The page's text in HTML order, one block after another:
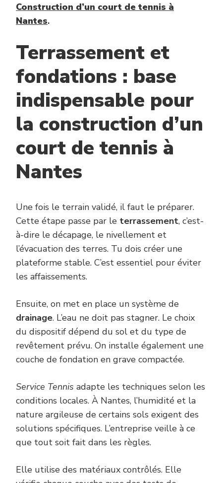
Construction d’un court de tennis à
Nantes.
Terrassement et
fondations : base
indispensable pour
la construction d’un
court de tennis à
Nantes
Une fois le terrain validé, il faut le préparer.
Cette étape passe par le terrassement, c’est-
à-dire le décapage, le nivellement et
l’évacuation des terres. Tu dois créer une
plateforme stable. C’est essentiel pour éviter
les affaissements.
Ensuite, on met en place un système de
drainage. L’eau ne doit pas stagner. Le choix
du dispositif dépend du sol et du type de
revêtement prévu. On installe également une
couche de fondation en grave compactée.
Service Tennis adapte les techniques selon les
conditions locales. À Nantes, l’humidité et la
nature argileuse de certains sols exigent des
solutions spécifiques. L’entreprise veille à ce
que tout soit fait dans les règles.
Elle utilise des matériaux contrôlés. Elle